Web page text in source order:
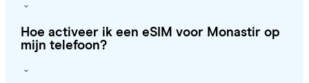
Hoe activeer ik een eSIM voor Monastir op
mijn telefoon?